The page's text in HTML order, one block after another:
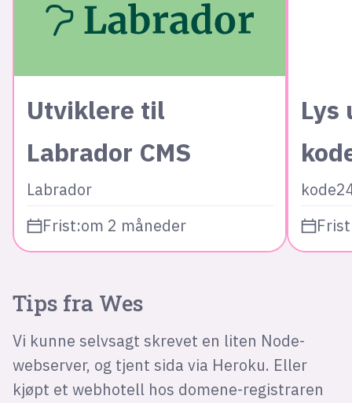
Utviklere til
Labrador CMS
Labrador
Frist:om 2 måneder
Lys
Tips fra Wes
Vi kunne selvsagt skrevet en liten Node-
webserver, og tjent sida via Heroku. Eller
kjøpt et webhotell hos domene-registraren